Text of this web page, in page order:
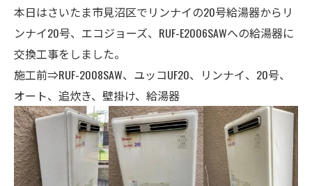
本日はさいたま市見沼区でリンナイの20号給湯器からリ
ンナイ20号、エコジョーズ、RUF-E2006SAWへの給湯器に
交換工事をしました。
施工前⇒RUF-2008SAW、ユッコUF20、リンナイ、20号、
オート、追炊き、壁掛け、給湯器